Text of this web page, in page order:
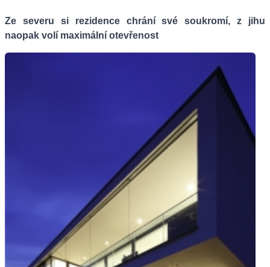
Ze severu si rezidence chrání své soukromí, z jihu
naopak volí maximální otevřenost